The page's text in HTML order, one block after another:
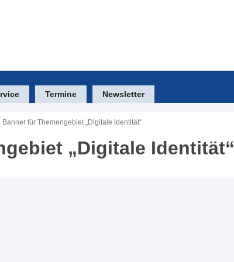
Termine Newsletter
Banner für Themengebiet „Digitale Identität“
„Digitale Identität“